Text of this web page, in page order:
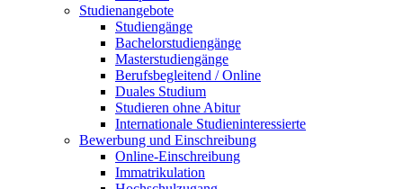
Studienangebote
Studiengänge
Bachelorstudiengänge
Masterstudiengänge
Berufsbegleitend / Online
Duales Studium
Studieren ohne Abitur
Internationale Studieninteressierte
Bewerbung und Einschreibung
Online-Einschreibung
Immatrikulation